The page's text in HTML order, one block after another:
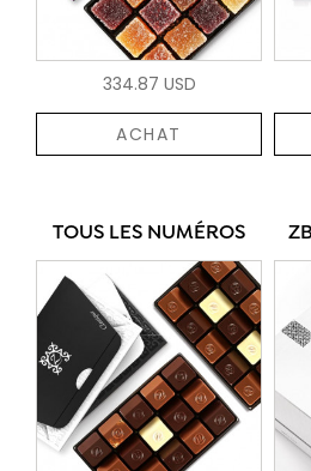
334.87 USD
ACHAT
TOUS LES NUMÉROS